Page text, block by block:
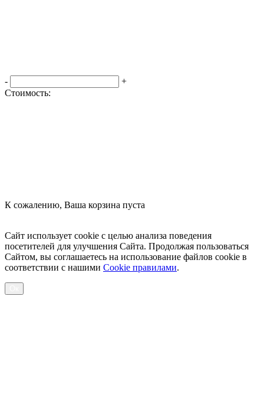
-
+
Стоимость:
К сожалению, Ваша корзина пуста
Сайт использует cookie с целью анализа поведения
посетителей для улучшения Сайта. Продолжая пользоваться
Сайтом, вы соглашаетесь на использование файлов cookie в
соответствии с нашими Cookiе правилами.